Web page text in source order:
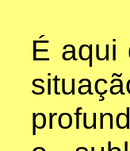
É aqui